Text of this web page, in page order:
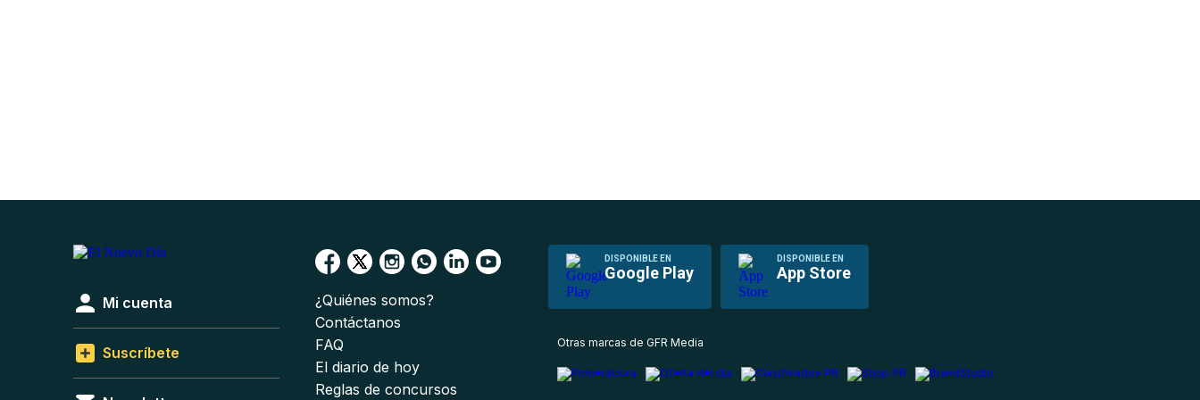
DISPONIBLE EN
Google Play
DISPONIBLE EN
App Store
Mi cuenta
Suscríbete
¿Quiénes somos?
Contáctanos
FAQ
El diario de hoy
Reglas de concursos
Otras marcas de GFR Media